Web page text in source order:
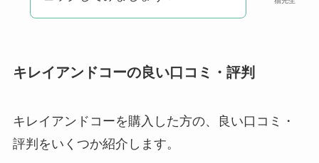
い？高すぎる？人気
キレイアンドコーの良い口コミ・評判
キレイアンドコーを購入した方の、良い口コミ・
評判をいくつか紹介します。